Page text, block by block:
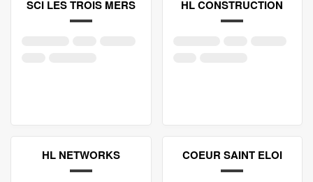
SCI LES TROIS MERS HL CONSTRUCTION
HL NETWORKS COEUR SAINT ELOI